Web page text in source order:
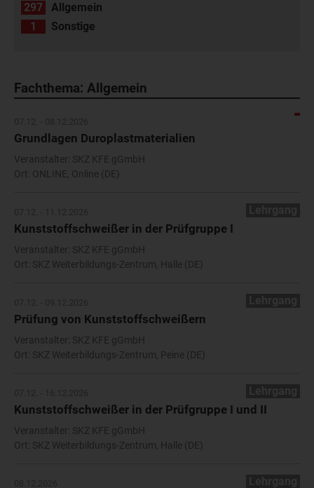
297
Allgemein
1
Sonstige
Fachthema: Allgemein
Grundlagen Duroplastmaterialien
Veranstalter: SKZ KFE gGmbH
Ort: ONLINE, Online (DE)
Kunststoffschweißer in der Prüfgruppe I
Veranstalter: SKZ KFE gGmbH
Ort: SKZ Weiterbildungs-Zentrum, Halle (DE)
Prüfung von Kunststoffschweißern
Veranstalter: SKZ KFE gGmbH
Ort: SKZ Weiterbildungs-Zentrum, Peine (DE)
Kunststoffschweißer in der Prüfgruppe I und II
Veranstalter: SKZ KFE gGmbH
Ort: SKZ Weiterbildungs-Zentrum, Halle (DE)